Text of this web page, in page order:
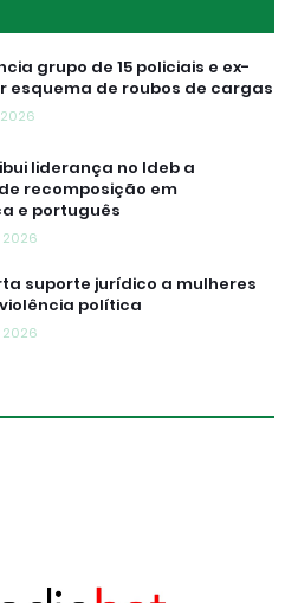
grupo de 15 policiais e ex-
esquema de roubos de cargas
liderança no Ideb a
recomposição em
e português
suporte jurídico a mulheres
política